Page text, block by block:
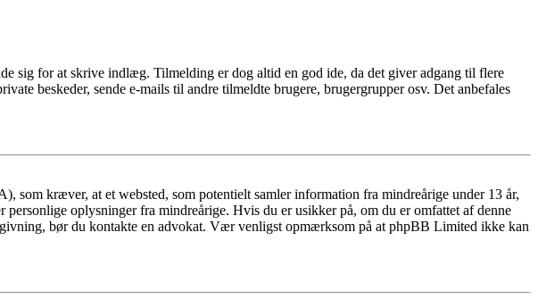
sig for at skrive indlæg. Tilmelding er dog altid en god ide, da det giver adgang til flere
beskeder, sende e-mails til andre tilmeldte brugere, brugergrupper osv. Det anbefales
kræver, at et websted, som potentielt samler information fra mindreårige under 13 år,
oplysninger fra mindreårige. Hvis du er usikker på, om du er omfattet af denne
bør du kontakte en advokat. Vær venligst opmærksom på at phpBB Limited ikke kan